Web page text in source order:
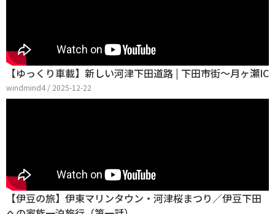
【ゆっくり車載】新しい河津下田道路 | 下田市街～月ヶ瀬IC
windmind4 / 2025-12-22
【伊豆の旅】伊東マリンタウン・河津桜まつり／伊豆下田